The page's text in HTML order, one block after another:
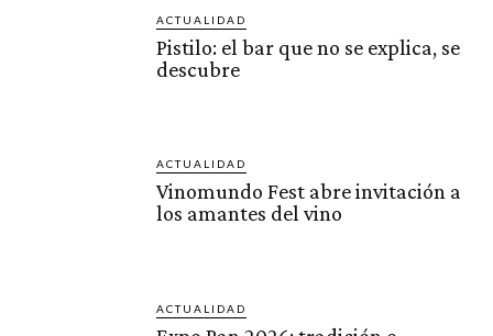
ACTUALIDAD
Pistilo: el bar que no se explica, se
descubre
ACTUALIDAD
Vinomundo Fest abre invitación a
los amantes del vino
ACTUALIDAD